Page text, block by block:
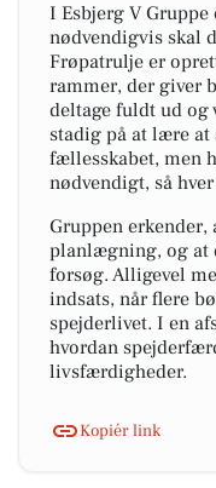
I Esbjerg V
nødvendigvis skal
Frøpatrulje er
rammer, der giver
deltage fuldt ud og
stadig på at lære at
fællesskabet, men
nødvendigt, så
Gruppen erkender,
planlægning, og at
forsøg. Alligevel
indsats, når flere
spejderlivet. I en
hvordan
livsfærdigheder.
Kopiér link